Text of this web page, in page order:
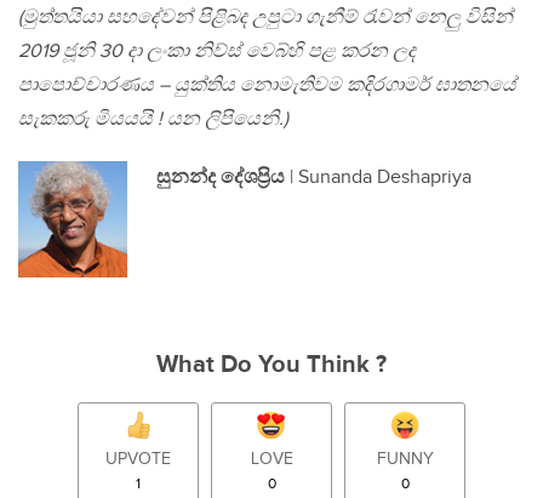
(මුත්තයියා සහදේවන් පිළිබද උපුටා ගැනීම් රැවන් නෙලු විසින්
2019 ජූනි 30 දා ලංකා නිව්ස් වෙබ්හි පළ කරන ලද
පාපොච්චාරණය – යුක්තිය නොමැතිවම කදිරගාමර් ඝාතනයේ
සැකකරු මියයයි ! යන ලිපියෙනි.)
සුනන්ද දේශප්‍රිය | Sunanda Deshapriya
What Do You Think ?
UPVOTE
1
LOVE
0
FUNNY
0